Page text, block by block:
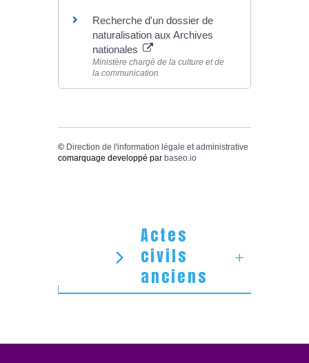
Recherche d'un dossier de
naturalisation aux Archives
nationales
Ministère chargé de la culture et de
la communication
© Direction de l'information légale et administrative
comarquage developpé par baseo.io
Actes
civils
anciens